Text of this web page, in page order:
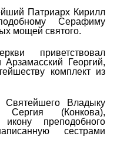
Патриарх Кирилл
Серафиму
мощей святого.
приветствовал
Георгий,
комплект из
Святейшего Владыку
Сергия (Конкова),
преподобного
сестрами